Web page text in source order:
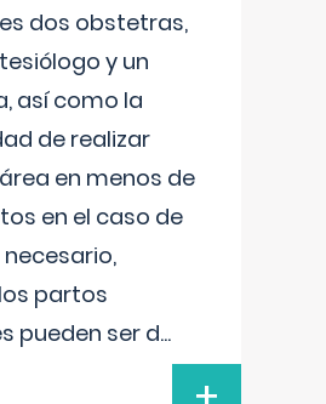
dos obstetras,
y un
así como la
de realizar
en menos de
en el caso de
partos
pueden ser d...